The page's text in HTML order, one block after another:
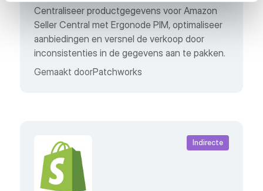
Centraliseer productgegevens voor Amazon
Seller Central met Ergonode PIM, optimaliseer
aanbiedingen en versnel de verkoop door
inconsistenties in de gegevens aan te pakken.
Gemaakt doorPatchworks
Indirecte